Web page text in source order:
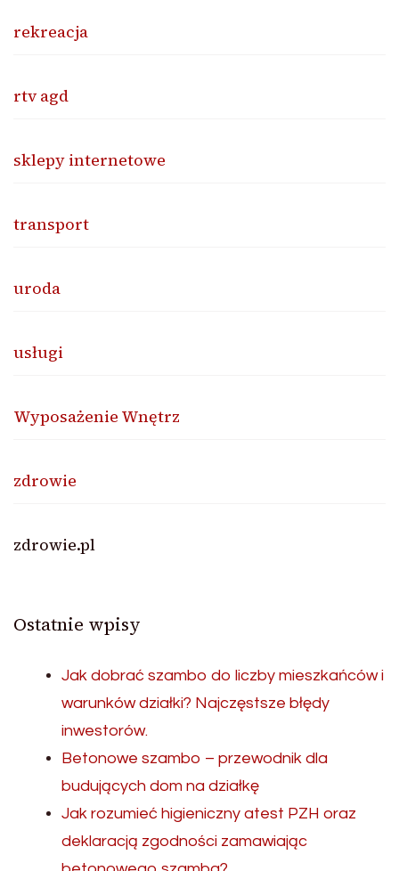
rekreacja
rtv agd
sklepy internetowe
transport
uroda
usługi
Wyposażenie Wnętrz
zdrowie
zdrowie.pl
Ostatnie wpisy
Jak dobrać szambo do liczby mieszkańców i
warunków działki? Najczęstsze błędy
inwestorów.
Betonowe szambo – przewodnik dla
budujących dom na działkę
Jak rozumieć higieniczny atest PZH oraz
deklaracją zgodności zamawiając